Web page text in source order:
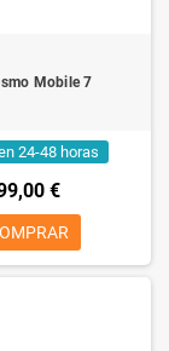
Mobile 7
24-48 horas
€